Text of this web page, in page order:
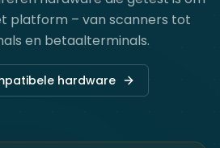
platform – van scanners tot
en betaalterminals.
hardware